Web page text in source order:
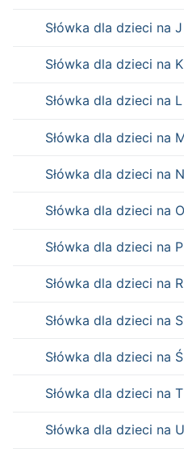
Słówka dla dzieci na J
Słówka dla dzieci na K
Słówka dla dzieci na L
Słówka dla dzieci na
Słówka dla dzieci na N
Słówka dla dzieci na O
Słówka dla dzieci na P
Słówka dla dzieci na R
Słówka dla dzieci na S
Słówka dla dzieci na Ś
Słówka dla dzieci na T
Słówka dla dzieci na U